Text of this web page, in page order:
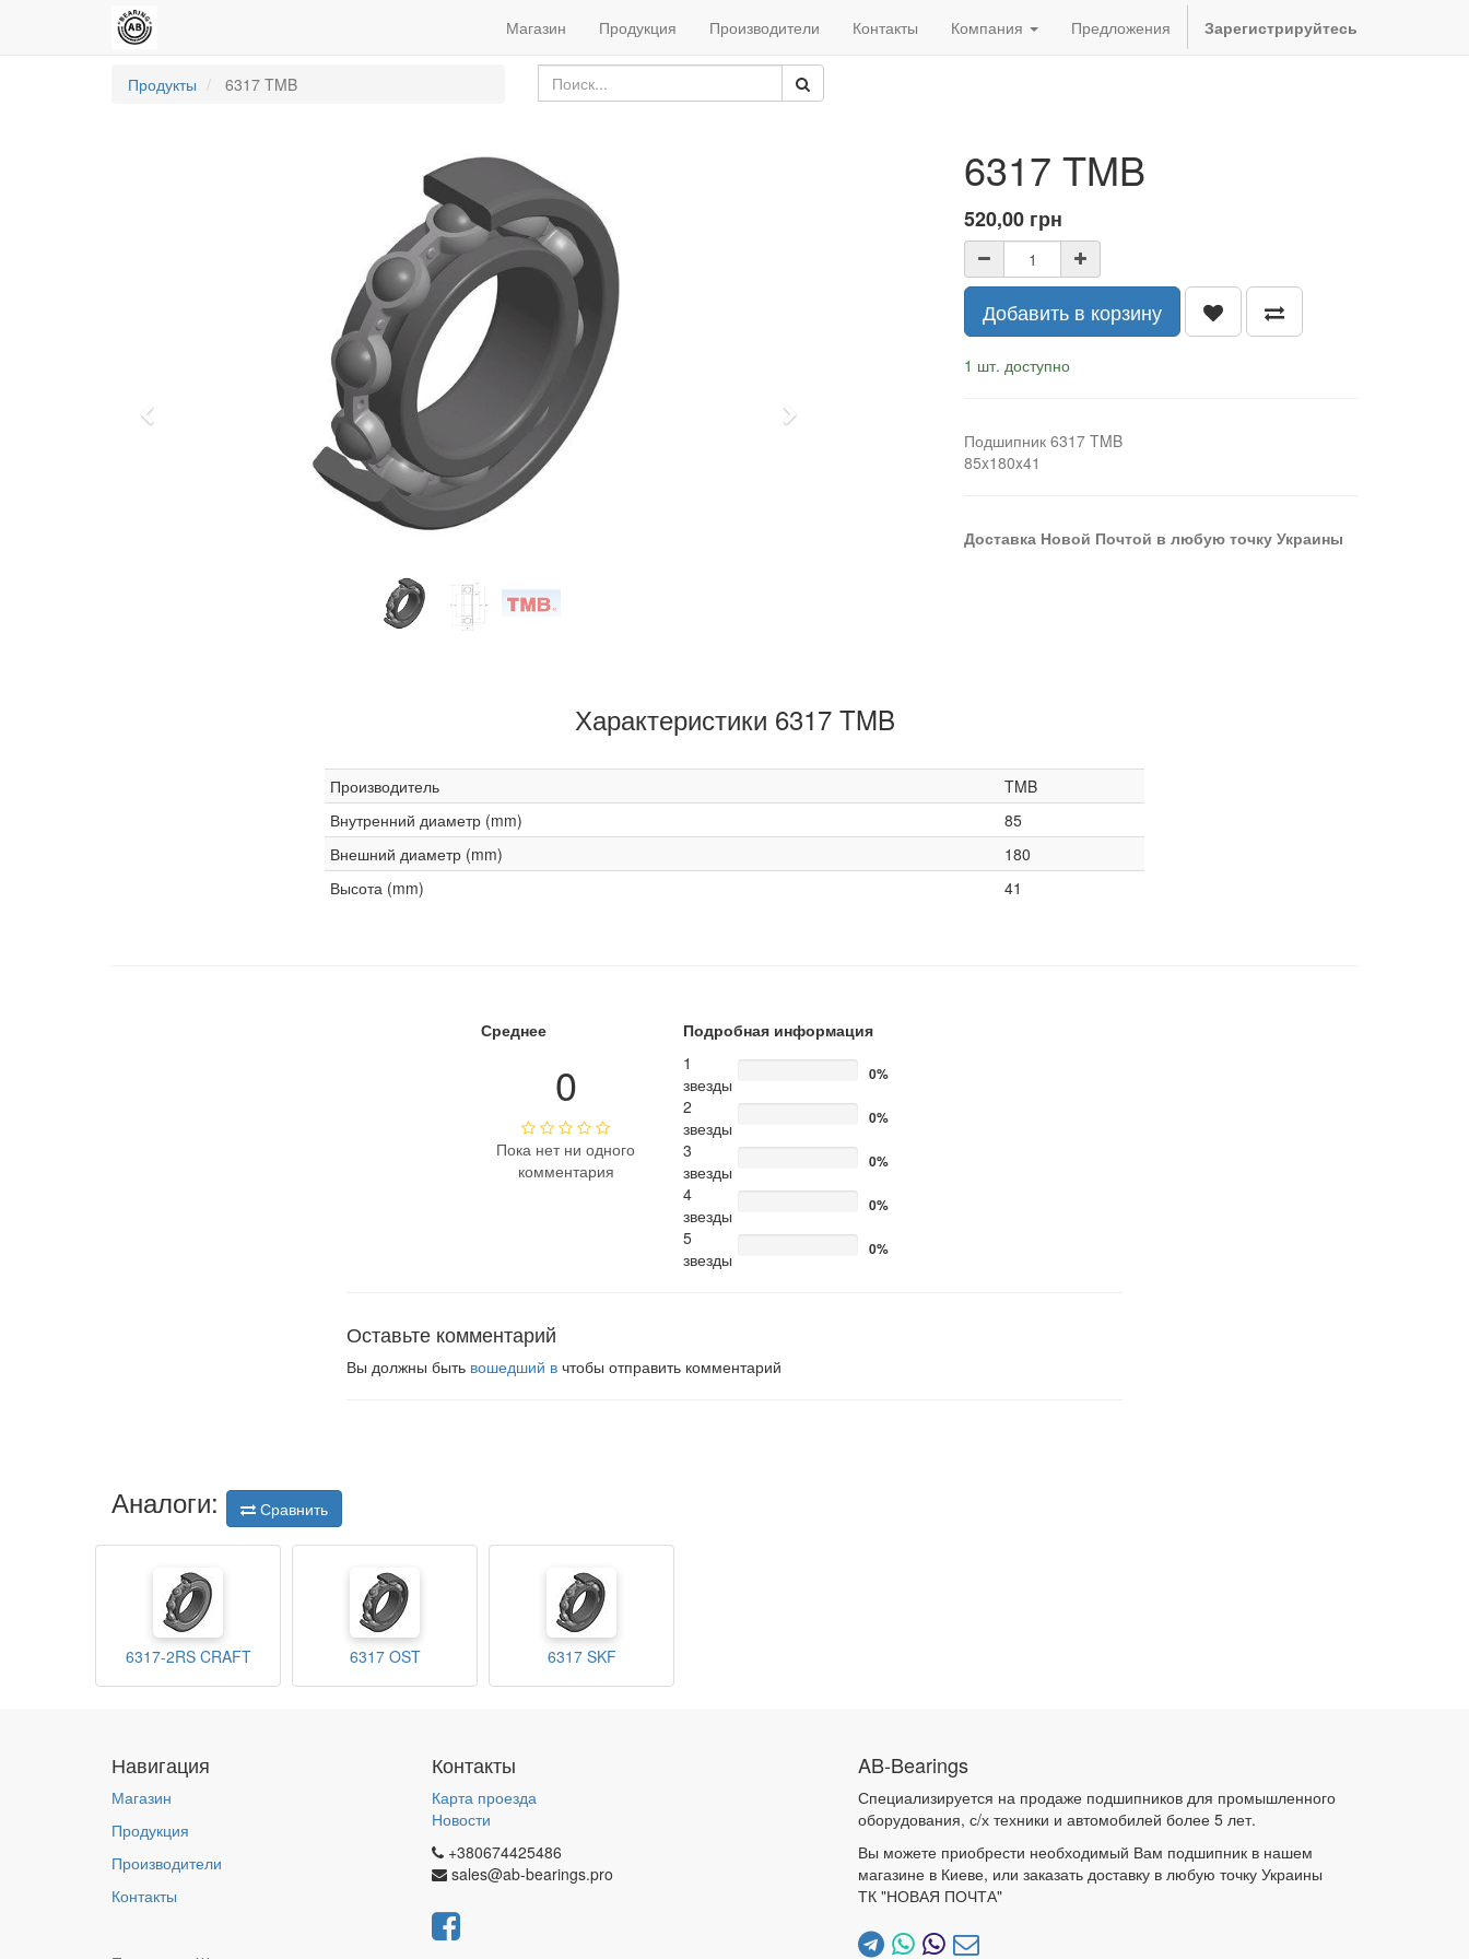
Магазин Продукция Производители Контакты Компания Предложения Зарегистрируйтесь
Продукты 6317 TMB
Next
6317 TMB
520,00 грн
Добавить в корзину
1 шт. доступно
Подшипник 6317 TMB
85x180x41
Доставка Новой Почтой в любую точку Украины
Характеристики 6317 TMB
Производитель
TMB
Внутренний диаметр (mm)
85
Внешний диаметр (mm)
180
Высота (mm)
41
Среднее
0
Пока нет ни одного
комментария
Подробная информация
1
звезды
0%
2
звезды
0%
3
звезды
0%
4
звезды
0%
5
звезды
0%
Оставьте комментарий
Вы должны быть вошедший в чтобы отправить комментарий
Аналоги: Сравнить
6317-2RS CRAFT 6317 OST 6317 SKF
Навигация
Магазин
Продукция
Производители
Контакты
Контакты
Карта проезда
Новости
+380674425486
sales@ab-bearings.pro
AB-Bearings
Специализируется на продаже подшипников для промышленного
оборудования, с/х техники и автомобилей более 5 лет.
Вы можете приобрести необходимый Вам подшипник в нашем
магазине в Киеве, или заказать доставку в любую точку Украины
ТК "НОВАЯ ПОЧТА"